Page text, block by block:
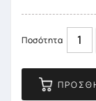
Ποσότητα